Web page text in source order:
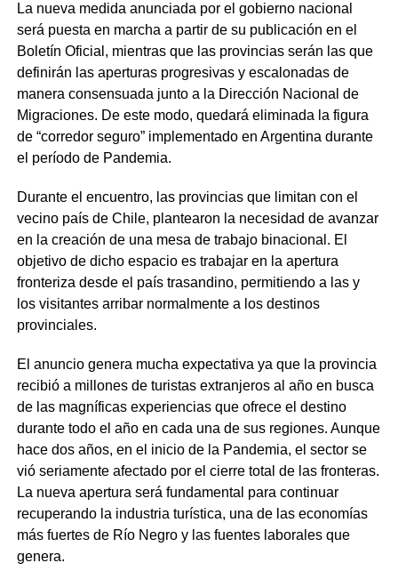
La nueva medida anunciada por el gobierno nacional
será puesta en marcha a partir de su publicación en el
Boletín Oficial, mientras que las provincias serán las que
definirán las aperturas progresivas y escalonadas de
manera consensuada junto a la Dirección Nacional de
Migraciones. De este modo, quedará eliminada la figura
de “corredor seguro” implementado en Argentina durante
el período de Pandemia.
Durante el encuentro, las provincias que limitan con el
vecino país de Chile, plantearon la necesidad de avanzar
en la creación de una mesa de trabajo binacional. El
objetivo de dicho espacio es trabajar en la apertura
fronteriza desde el país trasandino, permitiendo a las y
los visitantes arribar normalmente a los destinos
provinciales.
El anuncio genera mucha expectativa ya que la provincia
recibió a millones de turistas extranjeros al año en busca
de las magníficas experiencias que ofrece el destino
durante todo el año en cada una de sus regiones. Aunque
hace dos años, en el inicio de la Pandemia, el sector se
vió seriamente afectado por el cierre total de las fronteras.
La nueva apertura será fundamental para continuar
recuperando la industria turística, una de las economías
más fuertes de Río Negro y las fuentes laborales que
genera.